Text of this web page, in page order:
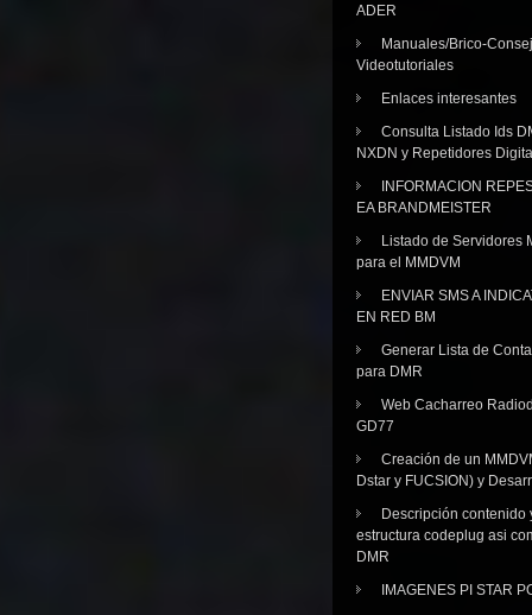
ADER
Manuales/Brico-
Videotutoriales
Enlaces interesantes
Consulta Listado Ids
NXDN y Repetidores
INFORMACION
EA BRANDMEISTER
Listado de Servidores
para el MMDVM
ENVIAR SMS A
EN RED BM
Generar Lista de
para DMR
Web Cacharreo
GD77
Creación de un
Dstar y FUCSION) y
Descripción contenido
estructura codeplug asi
DMR
IMAGENES PI STAR